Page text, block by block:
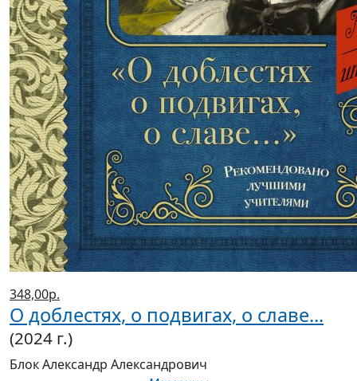
348,00р.
О доблестях, о подвигах, о славе...
(2024 г.)
Блок Александр Александрович